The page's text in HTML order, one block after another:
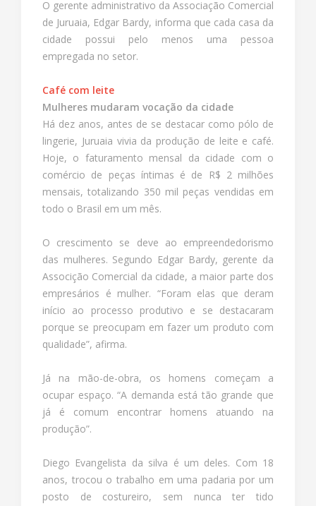
O gerente administrativo da Associação Comercial
de Juruaia, Edgar Bardy, informa que cada casa da
cidade possui pelo menos uma pessoa
empregada no setor.
Café com leite
Mulheres mudaram vocação da cidade
Há dez anos, antes de se destacar como pólo de
lingerie, Juruaia vivia da produção de leite e café.
Hoje, o faturamento mensal da cidade com o
comércio de peças íntimas é de R$ 2 milhões
mensais, totalizando 350 mil peças vendidas em
todo o Brasil em um mês.
O crescimento se deve ao empreendedorismo
das mulheres. Segundo Edgar Bardy, gerente da
Associção Comercial da cidade, a maior parte dos
empresários é mulher. “Foram elas que deram
início ao processo produtivo e se destacaram
porque se preocupam em fazer um produto com
qualidade”, afirma.
Já na mão-de-obra, os homens começam a
ocupar espaço. “A demanda está tão grande que
já é comum encontrar homens atuando na
produção”.
Diego Evangelista da silva é um deles. Com 18
anos, trocou o trabalho em uma padaria por um
posto de costureiro, sem nunca ter tido